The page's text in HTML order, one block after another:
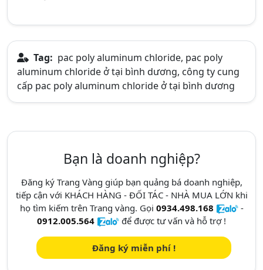
Tag: pac poly aluminum chloride, pac poly
aluminum chloride ở tại bình dương, công ty cung
cấp pac poly aluminum chloride ở tại bình dương
Bạn là doanh nghiệp?
Đăng ký Trang Vàng giúp bạn quảng bá doanh nghiệp,
tiếp cận với KHÁCH HÀNG - ĐỐI TÁC - NHÀ MUA LỚN khi
họ tìm kiếm trên Trang vàng. Gọi 0934.498.168
-
0912.005.564
để được tư vấn và hỗ trợ !
Đăng ký miễn phí !